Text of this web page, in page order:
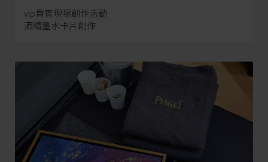
vip貴賓現場創作活動
酒精墨水卡片創作